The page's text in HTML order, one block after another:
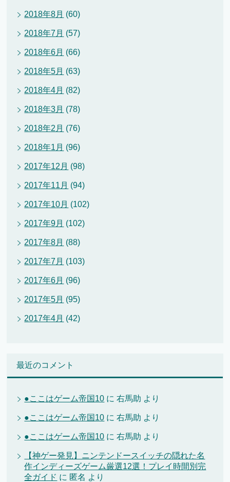
2018年8月 (60)
2018年7月 (57)
2018年6月 (66)
2018年5月 (63)
2018年4月 (82)
2018年3月 (78)
2018年2月 (76)
2018年1月 (96)
2017年12月 (98)
2017年11月 (94)
2017年10月 (102)
2017年9月 (102)
2017年8月 (88)
2017年7月 (103)
2017年6月 (96)
2017年5月 (95)
2017年4月 (42)
最近のコメント
●ここはゲーム帝国10 に右馬助 より
●ここはゲーム帝国10 に右馬助 より
●ここはゲーム帝国10 に右馬助 より
【神ゲー発見】ニンテンドースイッチの隠れた名
作インディーズゲーム厳選12選！プレイ時間別完
全ガイド に 匿名 より